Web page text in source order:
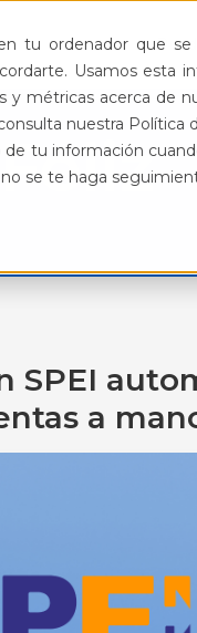
tu ordenador que
Usamos esta
y métricas acerca de
nuestra Política
tu información
se te haga
SPEI
a